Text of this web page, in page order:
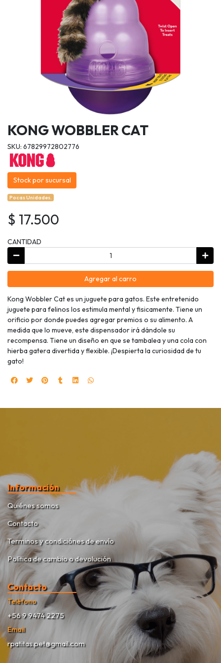
KONG WOBBLER CAT
SKU: 67829972802776
Stock por sucursal
Pocas Unidades.
$ 17.500
CANTIDAD
Agregar al carro
Kong Wobbler Cat es un juguete para gatos. Este entretenido
juguete para felinos los estimula mental y fisicamente. Tiene un
orificio por donde puedes agregar premios o su alimento. A
medida que lo mueve, este dispensador irá dándole su
recompensa. Tiene un diseño en que se tambalea y una cola con
hierba gatera divertida y flexible. ¡Despierta la curiosidad de tu
gato!
Información
Quiénes somos
Contacto
Terminos y condiciónes de envío
Política de cambio o devolución
Contacto
Teléfono
+56 9 9474 2275
Email
rpatitas.pet@gmail.com